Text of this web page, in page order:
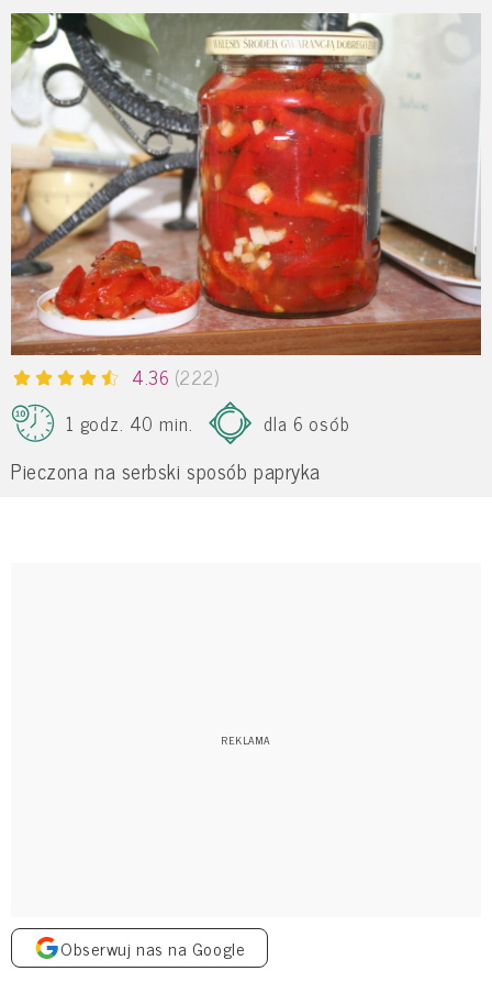
4.36 (222)
1 godz. 40 min.
dla 6 osób
Pieczona na serbski sposób papryka
Obserwuj nas na Google